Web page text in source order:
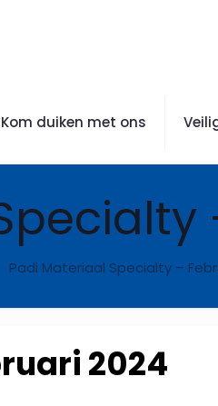
Kom duiken met ons
Padi Materiaal Specialty –
2024